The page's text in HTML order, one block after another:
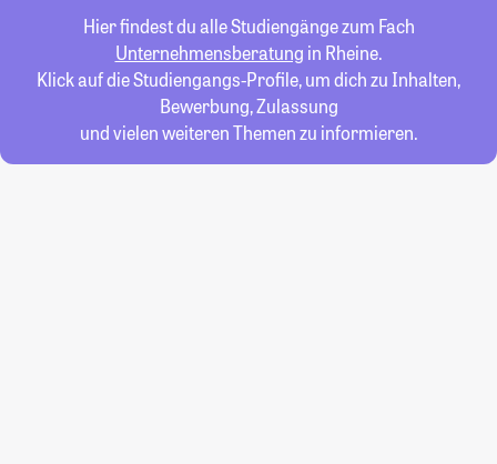
Hier findest du alle Studiengänge zum Fach
Unternehmensberatung in Rheine.
Klick auf die Studiengangs-Profile, um dich zu Inhalten,
Bewerbung, Zulassung
und vielen weiteren Themen zu informieren.